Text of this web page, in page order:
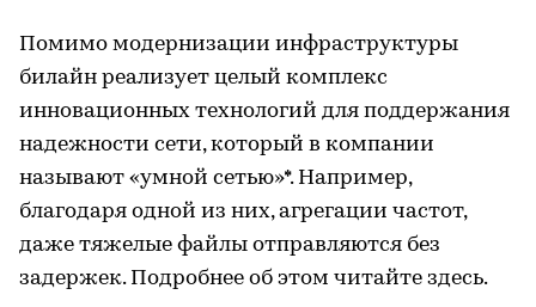
Помимо модернизации инфраструктуры
билайн реализует целый комплекс
инновационных технологий для поддержания
надежности сети, который в компании
называют «умной сетью»*. Например,
благодаря одной из них, агрегации частот,
даже тяжелые файлы отправляются без
задержек. Подробнее об этом читайте здесь.